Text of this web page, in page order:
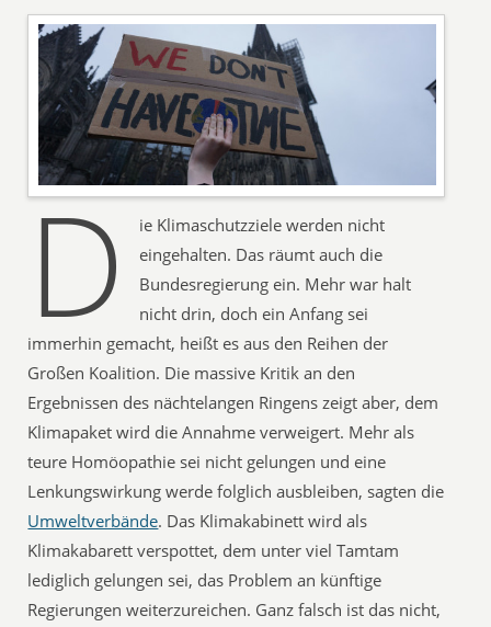
D
ie Klimaschutzziele werden nicht
eingehalten. Das räumt auch die
Bundesregierung ein. Mehr war halt
nicht drin, doch ein Anfang sei
immerhin gemacht, heißt es aus den Reihen der
Großen Koalition. Die massive Kritik an den
Ergebnissen des nächtelangen Ringens zeigt aber, dem
Klimapaket wird die Annahme verweigert. Mehr als
teure Homöopathie sei nicht gelungen und eine
Lenkungswirkung werde folglich ausbleiben, sagten die
Umweltverbände. Das Klimakabinett wird als
Klimakabarett verspottet, dem unter viel Tamtam
lediglich gelungen sei, das Problem an künftige
Regierungen weiterzureichen. Ganz falsch ist das nicht,